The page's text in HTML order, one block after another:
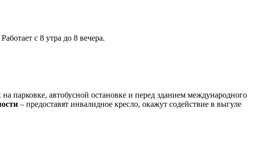
с 8 утра до 8 вечера.
парковке, автобусной остановке и перед зданием международного
– предоставят инвалидное кресло, окажут содействие в выгуле